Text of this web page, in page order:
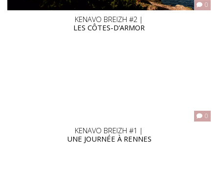
0
KENAVO BREIZH #2 |
LES CÔTES-D’ARMOR
0
KENAVO BREIZH #1 |
UNE JOURNÉE À RENNES